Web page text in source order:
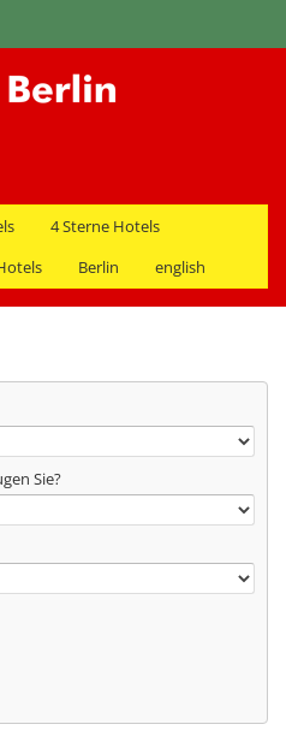
4 Sterne Hotels
Berlin english
Sie?